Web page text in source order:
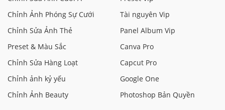
Chỉnh Ảnh Phóng Sự Cưới
Chỉnh Sửa Ảnh Thẻ
Preset & Màu Sắc
Chỉnh Sửa Hàng Loạt
Chỉnh ảnh kỷ yếu
Chỉnh Ảnh Beauty
Tài nguyên Vip
Panel Album Vip
Canva Pro
Capcut Pro
Google One
Photoshop Bản Quyền